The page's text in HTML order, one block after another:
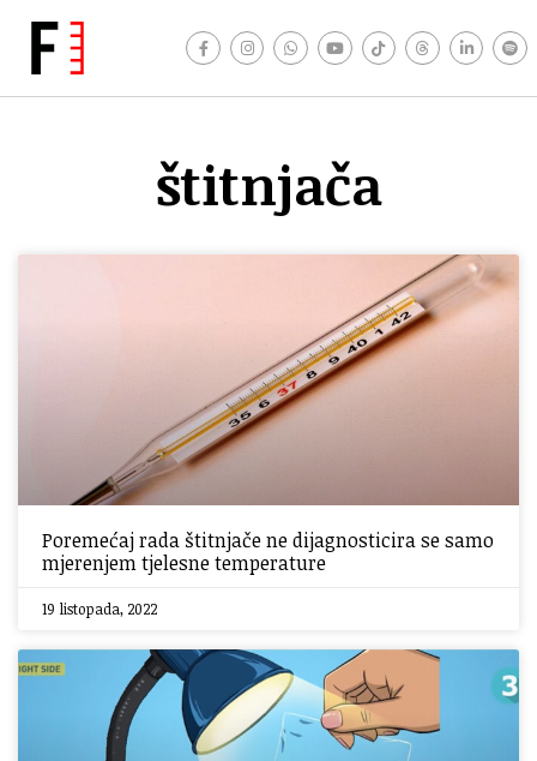
štitnjača
Poremećaj rada štitnjače ne dijagnosticira se samo
mjerenjem tjelesne temperature
19 listopada, 2022